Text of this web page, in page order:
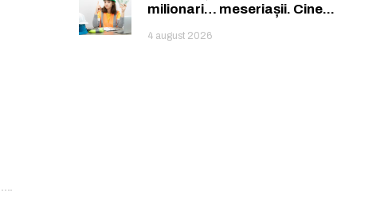
milionari… meseriașii. Cine...
4 august 2026